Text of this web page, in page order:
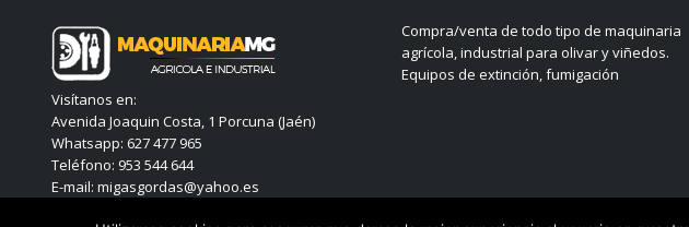
Visítanos en:
Avenida Joaquin Costa, 1 Porcuna (Jaén)
Whatsapp: 627 477 965
Teléfono: 953 544 644
E-mail: migasgordas@yahoo.es
Compra/venta de todo tipo de maquinaria
agrícola, industrial para olivar y viñedos.
Equipos de extinción, fumigación